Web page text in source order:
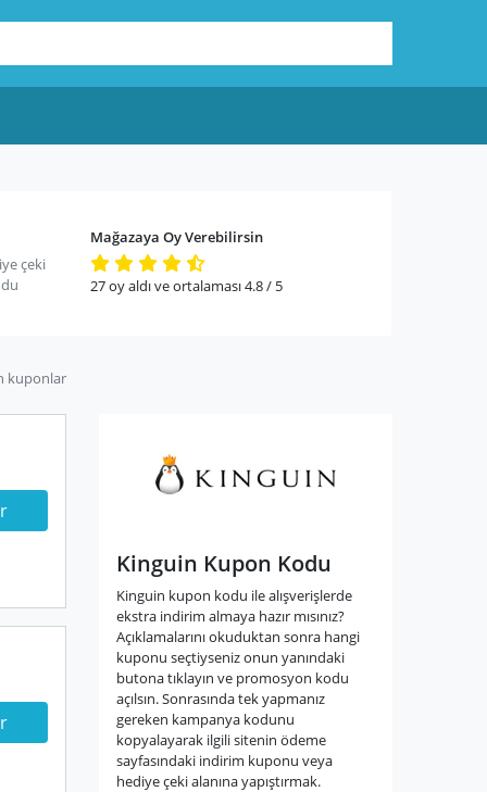
Mağazaya Oy Verebilirsin
27oy aldı ve ortalaması4.8/ 5
çeki
kuponlar
Kinguin Kupon Kodu
Kinguin kupon kodu ile alışverişlerde
ekstra indirim almaya hazır mısınız?
Açıklamalarını okuduktan sonra hangi
kuponu seçtiyseniz onun yanındaki
butona tıklayın ve promosyon kodu
açılsın. Sonrasında tek yapmanız
gereken kampanya kodunu
kopyalayarak ilgili sitenin ödeme
sayfasındaki indirim kuponu veya
hediye çeki alanına yapıştırmak.